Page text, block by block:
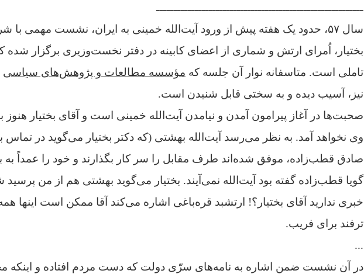
ـــــــــــــــــــــــــــــــــــــــــــــــــــــــــــ
سال ۵۷، حدود یک هفته پیش از ورود آیت‌الله خمینی به ایران، نشست مهمی با
بختیار، اُمرای ارتش و شماری از اعضای کابینه در دفتر نخست‌وزیری برگزار شده
تاملی است. متاسفانه نوار آن جلسه که مؤسسه مطالعات و پژوهش‌های سیاسی
نیز، آسیب دیده و به سختی قابل شنیدن است.
صحبت‌ها در آغاز پیرامون آمدن و نیامدن آیت‌الله خمینی است و آقای بختیار هنوز
وی نخواهد آمد. به نظر می‌رسد آیت‌الله بهشتی (که دکتر بختیار می‌گوید در
صادق قطب‌زاده، موفق شده‌اند طرف مقابل را سر کار بگذارند و خود را عمداً به
گویا قطب‌زاده گفته بود آیت‌الله نمی‌آیند. بختیار می‌گوید بهشتی هم از من پرسید
خبری ندارید آقای بختیار؟! ارتشبد قره‌باغی اشاره می‌کند آقا ممکن است اینها
ترفند برای فریب.
...
در آن نشست ضمن اشاره به نامه‌های سرّی دولت که دست مردم افتاده و اینکه